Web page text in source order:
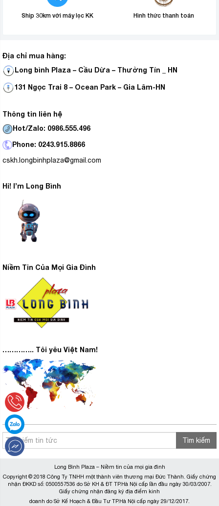
Ship 30km với máy lọc KK Hình thức thanh toán
Địa chỉ mua hàng:
Long bình Plaza – Cầu Dừa – Thường Tín _ HN
131 Ngọc Trai 8 – Ocean Park – Gia Lâm-HN
Thông tin liên hệ
Hot/Zalo: 0986.555.496
Phone: 0243.915.8866
cskh.longbinhplaza@gmail.com
Hi! I’m Long Bình
Niềm Tin Của Mọi Gia Đình
………….. Tôi yêu Việt Nam!
Tìm kiếm
Long Bình Plaza – Niềm tin của mọi gia đình
Copyright © 2018 Công Ty TNHH một thành viên thương mại Đức Thành. Giấy chứng
nhận ĐKKD số: 0500557536 do Sở KH & ĐT TP.Hà Nội cấp lần đầu ngày 30/03/2007.
Giấy chứng nhận đăng ký địa điểm kinh
doanh do Sở Kế Hoạch & Đầu Tư TP.Hà Nội cấp ngày 29/12/2017.